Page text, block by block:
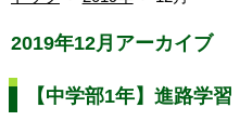
2019年12月アーカイブ
【中学部1年】進路学習